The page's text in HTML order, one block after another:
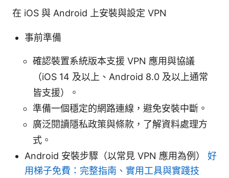
在 iOS 與 Android 上安裝與設定 VPN
事前準備
確認裝置系統版本支援 VPN 應用與協議
（iOS 14 及以上、Android 8.0 及以上通常
皆支援）。
準備一個穩定的網路連線，避免安裝中斷。
廣泛閱讀隱私政策與條款，了解資料處理方
式。
Android 安裝步驟（以常見 VPN 應用為例） 好
用梯子免費：完整指南、實用工具與實踐技